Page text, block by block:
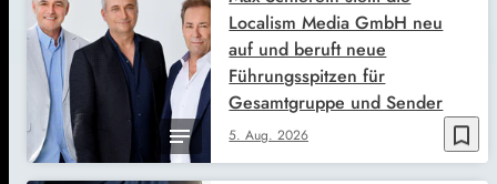
bookmark_border
5. Aug. 2026
Localism Media GmbH neu
auf und beruft neue
Führungsspitzen für
Gesamtgruppe und Sender